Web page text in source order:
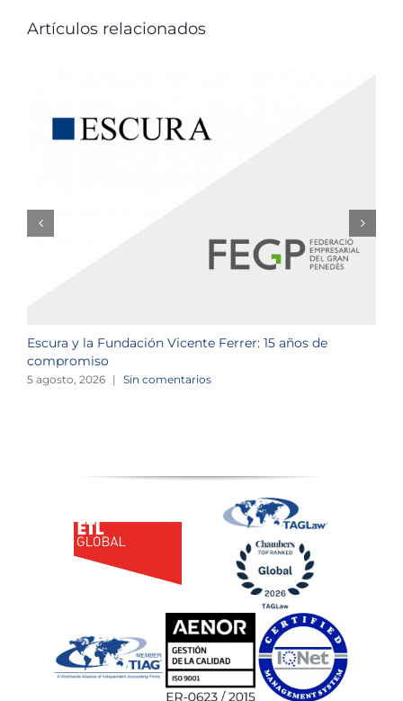
Artículos relacionados
Escura y la Fundación Vicente Ferrer: 15 años de
compromiso
5 agosto, 2026 | Sin comentarios